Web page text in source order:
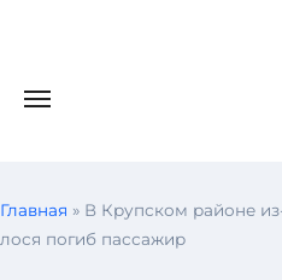
Главная » В Крупском районе
лося погиб пассажир